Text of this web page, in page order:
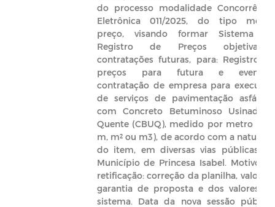
do processo modalidade Concorrência
Eletrônica 011/2025, do tipo menor
preço, visando formar Sistema de
Registro de Preços objetivando
contratações futuras, para: Registro de
preços para futura e eventual
contratação de empresa para execução
de serviços de pavimentação asfáltica
com Concreto Betuminoso Usinado a
Quente (CBUQ), medido por metro (seja
m, m² ou m3), de acordo com a natureza
do item, em diversas vias públicas do
Município de Princesa Isabel. Motivo da
retificação: correção da planilha, valor da
garantia de proposta e dos valores no
sistema. Data da nova sessão pública: